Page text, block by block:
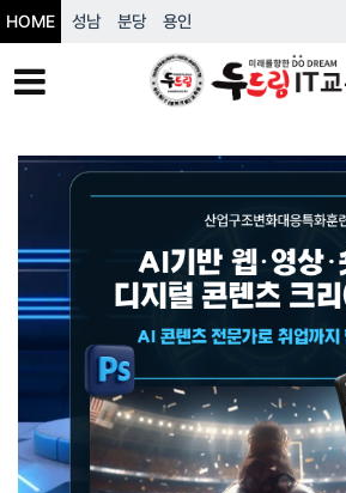
HOME 성남 분당 용인